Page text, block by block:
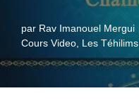
par Rav Imanouel Mergui
Cours Video Les Téhilims